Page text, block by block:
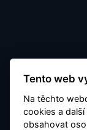
Číslo
Tento web
Na těchto
cookies a
obsahovat